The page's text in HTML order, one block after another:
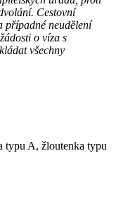
Cestovní
případné neudělení
o víza s
všechny
typu A, žloutenka typu